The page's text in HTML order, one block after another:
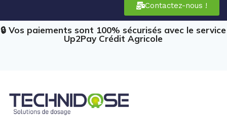
Contactez-nous !
🔒 Vos paiements sont 100% sécurisés avec le service
Up2Pay Crédit Agricole